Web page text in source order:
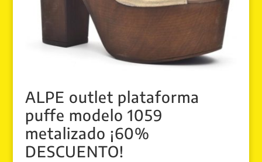
ALPE outlet plataforma
puffe modelo 1059
metalizado ¡60%
DESCUENTO!